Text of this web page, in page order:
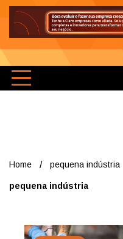
Home pequena indústria
pequena indústria